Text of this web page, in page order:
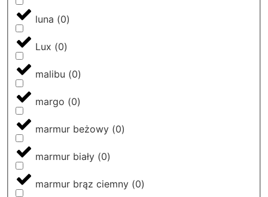
luna (0)
Lux (0)
malibu (0)
margo (0)
marmur beżowy (0)
marmur biały (0)
marmur brąz ciemny (0)